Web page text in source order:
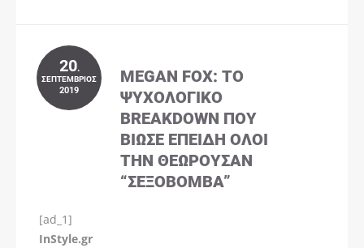
20.
ΣΕΠΤΈΜΒΡΙΟΣ
2019
MEGAN FOX: ΤΟ
ΨΥΧΟΛΟΓΙΚΌ
BREAKDOWN ΠΟΥ
ΒΊΩΣΕ ΕΠΕΙΔΉ ΌΛΟΙ
ΤΗΝ ΘΕΩΡΟΎΣΑΝ
“ΣΕΞΟΒΌΜΒΑ”
[ad_1]
InStyle.gr